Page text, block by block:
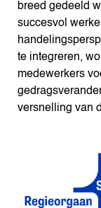
breed gedeeld
succesvol
te integreren,
medewerkers
versnelling van